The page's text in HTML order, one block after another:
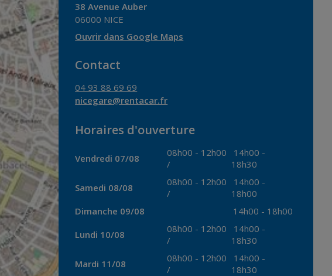
38 Avenue Auber
06000 NICE
Ouvrir dans Google Maps
Contact
04 93 88 69 69
nicegare@rentacar.fr
Horaires d'ouverture
Vendredi 07/08 08h00 - 12h00
/
14h00 -
18h30
Samedi 08/08
08h00 - 12h00
/
14h00 -
18h00
Dimanche 09/08
14h00 - 18h00
Lundi 10/08
08h00 - 12h00
/
14h00 -
18h30
Mardi 11/08
08h00 - 12h00
/
14h00 -
18h30